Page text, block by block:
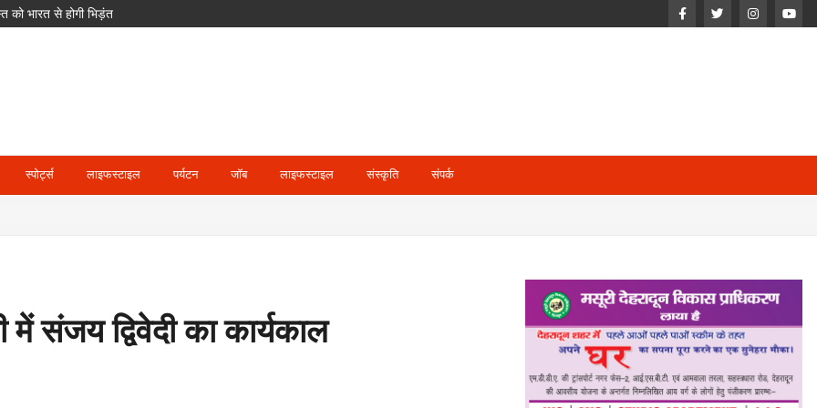
को भारत से होगी भिड़ंत
खेल और आवास पर भी बड़ा फोकस
कर रहा हूं’
स्पोर्ट्स लाइफस्टाइल पर्यटन जॉब लाइफस्टाइल संस्कृति संपर्क
संजय द्विवेदी का कार्यकाल